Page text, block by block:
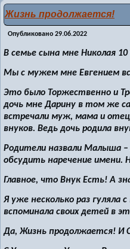
Жизнь продолжается!
Опубликовано 29.06.2022
В семье сына мне Николая
Мы с мужем мне Евгением
Это было Торжественно и
дочь мне Дарину в том же
встречали муж, мама и
внуков. Ведь дочь родила
Родители назвали Малыша
обсудить наречение имени.
Главное, что Внук Есть! А
Я уже несколько раз гуляла
вспоминала своих детей в
Да, Жизнь продолжается! И